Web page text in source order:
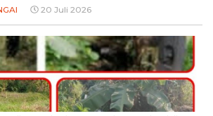
20 Juli 2026